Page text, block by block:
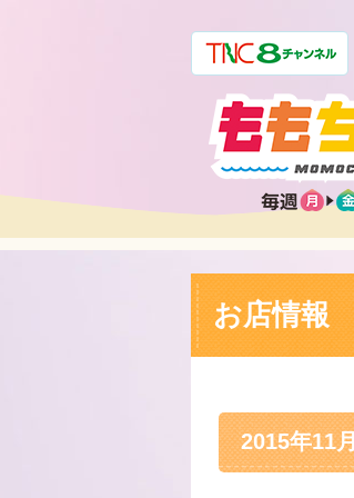
お店情報
2015年11